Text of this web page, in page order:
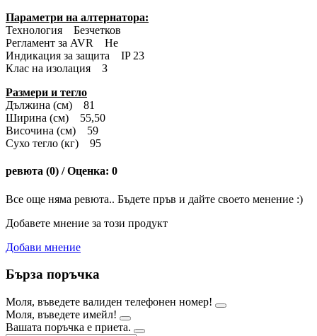
Параметри на алтернатора:
Технология Безчетков
Регламент за AVR Не
Индикация за защита IP 23
Клас на изолация З
Размери и тегло
Дължина (см) 81
Ширина (см) 55,50
Височина (см) 59
Сухо тегло (кг) 95
ревюта (0) / Оценка: 0
Все още няма ревюта.. Бъдете пръв и дайте своето менение :)
Добавете мнение за този продукт
Добави мнение
Бърза поръчка
Моля, въведете валиден телефонен номер!
Моля, въведете имейл!
Вашата поръчка е приета.